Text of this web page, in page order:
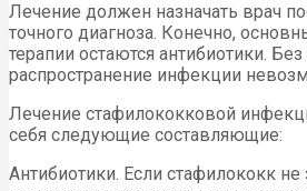
Лечение должен назначать врач
точного диагноза. Конечно,
терапии остаются антибиотики.
распространение инфекции
Лечение стафилококковой
себя следующие составляющие:
Антибиотики. Если стафилококк не